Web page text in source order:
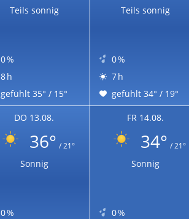
Teils sonnig
0 %
8 h
gefühlt 35° / 15°
Teils sonnig
0 %
7 h
gefühlt 34° / 19°
DO 13.08.
36° / 21°
Sonnig
0 %
FR 14.08.
34° / 21°
Sonnig
0 %